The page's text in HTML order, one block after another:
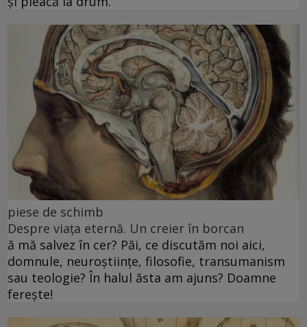
piese de schimb
Despre viața eternă. Un creier în borcan
ă mă salvez în cer? Păi, ce discutăm noi aici,
domnule, neuroștiințe, filosofie, transumanism
sau teologie? În halul ăsta am ajuns? Doamne
ferește!